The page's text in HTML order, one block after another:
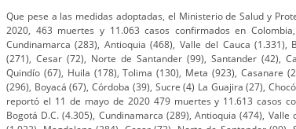
Que pese a las medidas adoptadas, el Ministerio de Salud y
2020, 463 muertes y 11.063 casos confirmados en
Cundinamarca (283), Antioquia (468), Valle del Cauca (1.331),
(271), Cesar (72), Norte de Santander (99), Santander (42),
Quindío (67), Huila (178), Tolima (130), Meta (923), Casanare
(296), Boyacá (67), Córdoba (39), Sucre (4) La Guajira (27),
reportó el 11 de mayo de 2020 479 muertes y 11.613 casos
Bogotá D.C. (4.305), Cundinamarca (289), Antioquia (474),